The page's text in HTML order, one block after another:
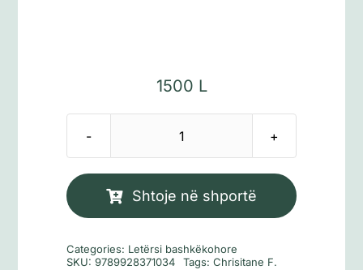
1500 L
Sasi
fëmijët
e
zoologjik
Shtoje në shportë
Categories: Letërsi bashkëkohore
SKU:9789928371034 Tags:Chrisitane F.